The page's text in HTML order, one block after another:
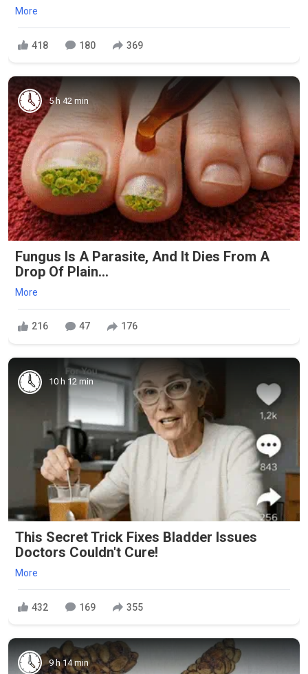
More
418 180 369
5 h 42 min
Fungus Is A Parasite, And It Dies From A
Drop Of Plain...
More
216 47 176
10 h 12 min
This Secret Trick Fixes Bladder Issues
Doctors Couldn't Cure!
More
432 169 355
9 h 14 min